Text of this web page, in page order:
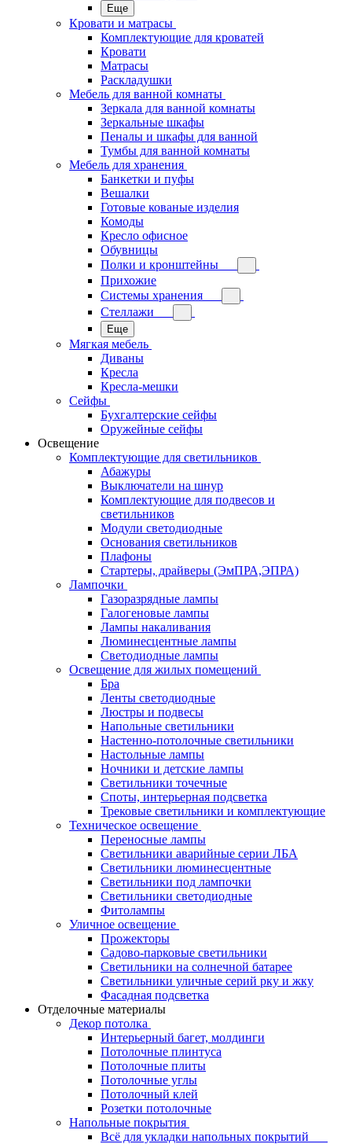
Еще
Кровати и матрасы
Комплектующие для кроватей
Кровати
Матрасы
Раскладушки
Мебель для ванной комнаты
Зеркала для ванной комнаты
Зеркальные шкафы
Пеналы и шкафы для ванной
Тумбы для ванной комнаты
Мебель для хранения
Банкетки и пуфы
Вешалки
Готовые кованые изделия
Комоды
Кресло офисное
Обувницы
Полки и кронштейны
Прихожие
Системы хранения
Стеллажи
Еще
Мягкая мебель
Диваны
Кресла
Кресла-мешки
Сейфы
Бухгалтерские сейфы
Оружейные сейфы
Освещение
Комплектующие для светильников
Абажуры
Выключатели на шнур
Комплектующие для подвесов и
светильников
Модули светодиодные
Основания светильников
Плафоны
Стартеры, драйверы (ЭмПРА,ЭПРА)
Лампочки
Газоразрядные лампы
Галогеновые лампы
Лампы накаливания
Люминесцентные лампы
Светодиодные лампы
Освещение для жилых помещений
Бра
Ленты светодиодные
Люстры и подвесы
Напольные светильники
Настенно-потолочные светильники
Настольные лампы
Ночники и детские лампы
Светильники точечные
Споты, интерьерная подсветка
Трековые светильники и комплектующие
Техническое освещение
Переносные лампы
Светильники аварийные серии ЛБА
Светильники люминесцентные
Светильники под лампочки
Светильники светодиодные
Фитолампы
Уличное освещение
Прожекторы
Садово-парковые светильники
Светильники на солнечной батарее
Светильники уличные серий рку и жку
Фасадная подсветка
Отделочные материалы
Декор потолка
Интерьерный багет, молдинги
Потолочные плинтуса
Потолочные плиты
Потолочные углы
Потолочный клей
Розетки потолочные
Напольные покрытия
Всё для укладки напольных покрытий